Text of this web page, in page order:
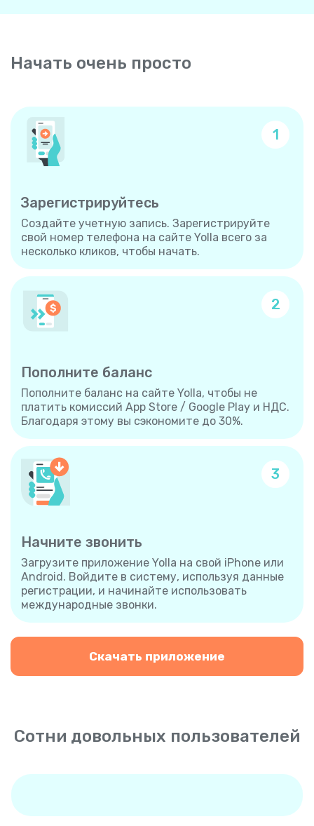
Начать очень просто
1
Зарегистрируйтесь
Создайте учетную запись. Зарегистрируйте
свой номер телефона на сайте Yolla всего за
несколько кликов, чтобы начать.
2
Пополните баланс
Пополните баланс на сайте Yolla, чтобы не
платить комиссий App Store / Google Play и НДС.
Благодаря этому вы сэкономите до 30%.
3
Начните звонить
Загрузите приложение Yolla на свой iPhone или
Android. Войдите в систему, используя данные
регистрации, и начинайте использовать
международные звонки.
Скачать приложение
Сотни довольных пользователей